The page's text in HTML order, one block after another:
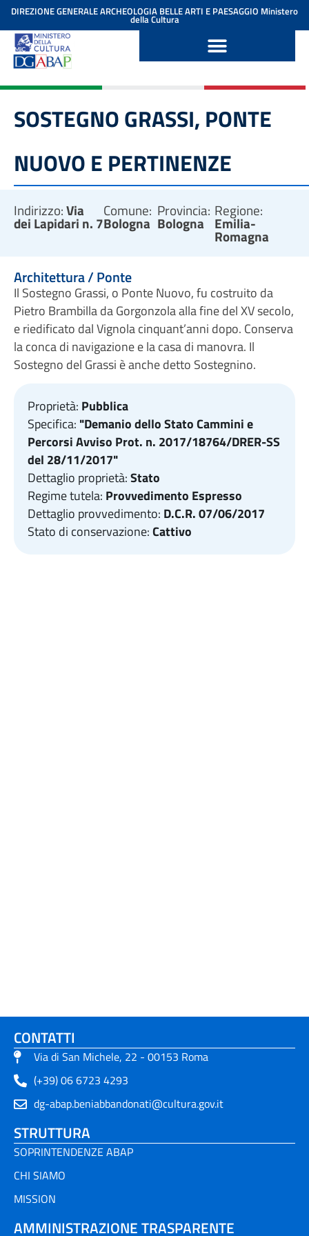
contenuto
DIREZIONE GENERALE ARCHEOLOGIA BELLE ARTI E PAESAGGIO Ministero
della Cultura
SOSTEGNO GRASSI, PONTE
NUOVO E PERTINENZE
Indirizzo:Via
dei Lapidari n. 7
Comune:
Bologna
Provincia:
Bologna
Regione:
Emilia-
Romagna
Architettura / Ponte
Il Sostegno Grassi, o Ponte Nuovo, fu costruito da
Pietro Brambilla da Gorgonzola alla fine del XV secolo,
e riedificato dal Vignola cinquant’anni dopo. Conserva
la conca di navigazione e la casa di manovra. Il
Sostegno del Grassi è anche detto Sostegnino.
Proprietà: Pubblica
Specifica: "Demanio dello Stato Cammini e
Percorsi Avviso Prot. n. 2017/18764/DRER-SS
del 28/11/2017"
Dettaglio proprietà:Stato
Regime tutela: Provvedimento Espresso
Dettaglio provvedimento: D.C.R. 07/06/2017
Stato di conservazione:Cattivo
CONTATTI
Via di San Michele, 22 - 00153 Roma
(+39) 06 6723 4293
dg-abap.beniabbandonati@cultura.gov.it
STRUTTURA
SOPRINTENDENZE ABAP
CHI SIAMO
MISSION
AMMINISTRAZIONE TRASPARENTE